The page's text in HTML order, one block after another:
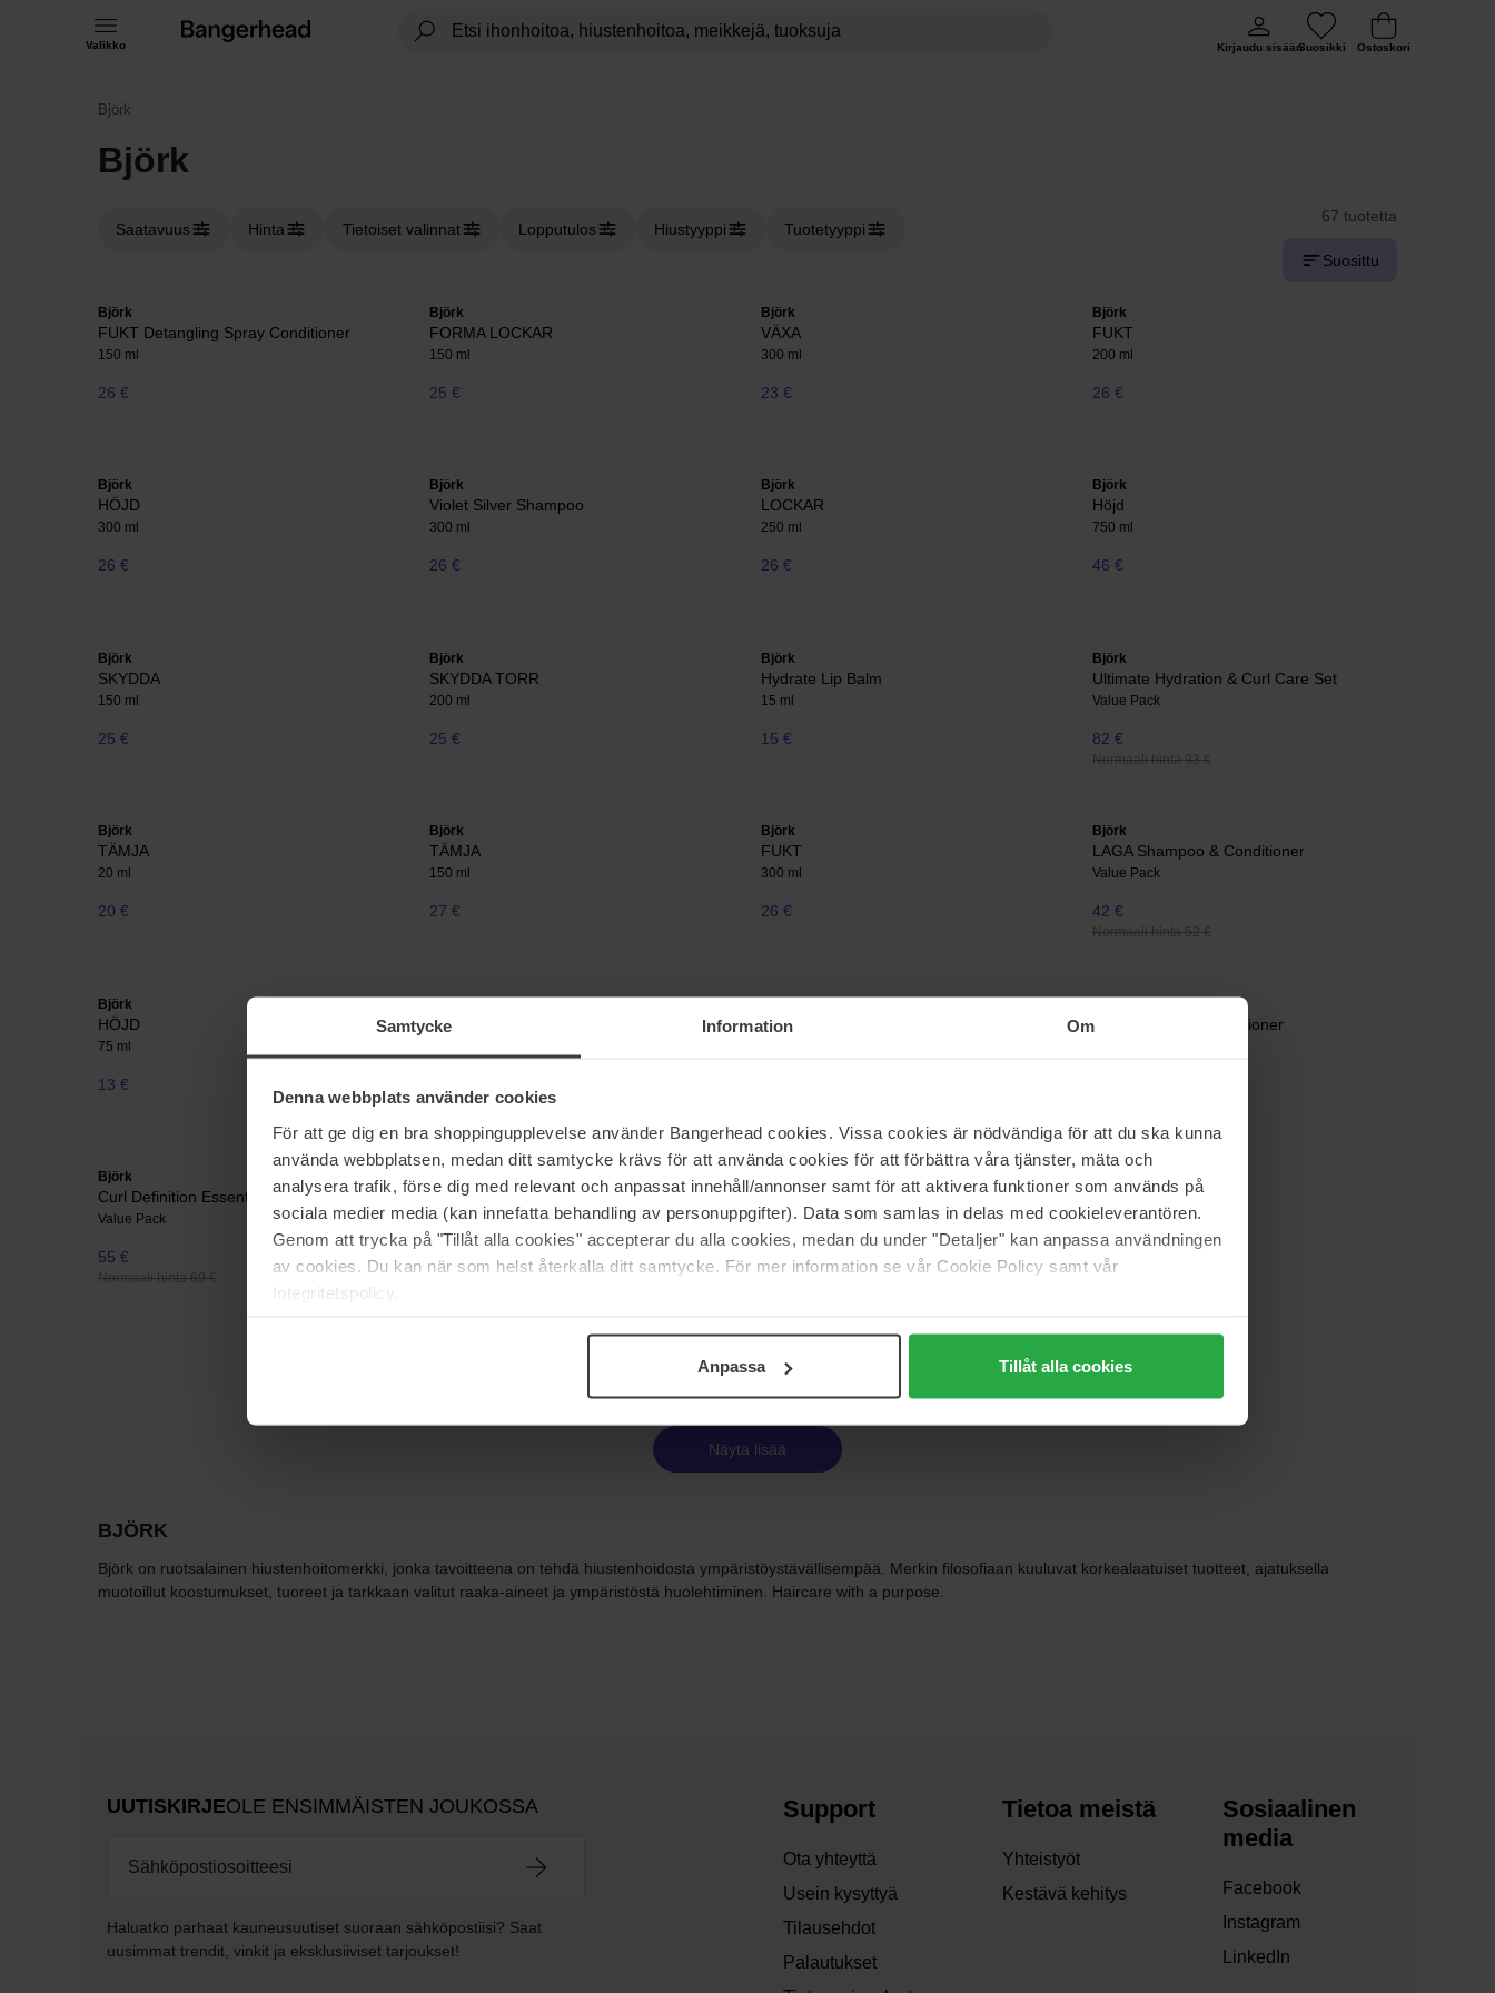
Samtycke Information Om
Denna webbplats använder cookies
För att ge dig en bra shoppingupplevelse använder Bangerhead cookies. Vissa cookies är nödvändiga för att du ska kunna
använda webbplatsen, medan ditt samtycke krävs för att använda cookies för att förbättra våra tjänster, mäta och
analysera trafik, förse dig med relevant och anpassat innehåll/annonser samt för att aktivera funktioner som används på
sociala medier media (kan innefatta behandling av personuppgifter). Data som samlas in delas med cookieleverantören.
Genom att trycka på "Tillåt alla cookies" accepterar du alla cookies, medan du under "Detaljer" kan anpassa användningen
av cookies. Du kan när som helst återkalla ditt samtycke. För mer information se vår Cookie Policy samt vår
Integritetspolicy.
Anpassa Tillåt alla cookies
Valikko Kirjaudu sisäänSuosikki Ostoskori
Björk
Björk
Saatavuus Hinta Tietoiset valinnat Lopputulos Hiustyyppi Tuotetyyppi
67 tuotetta
Suosittu
Björk
FUKT Detangling Spray Conditioner
150 ml
26 €
Björk
FORMA LOCKAR
150 ml
25 €
Björk
VÄXA
300 ml
23 €
Björk
FUKT
200 ml
26 €
Björk
HÖJD
300 ml
26 €
Björk
Violet Silver Shampoo
300 ml
26 €
Björk
LOCKAR
250 ml
26 €
Björk
Höjd
750 ml
46 €
Björk
SKYDDA
150 ml
25 €
Björk
SKYDDA TORR
200 ml
25 €
Björk
Hydrate Lip Balm
15 ml
15 €
Björk
Ultimate Hydration & Curl Care Set
Value Pack
82 €
Normaali hinta 93 €
Björk
TÄMJA
20 ml
20 €
Björk
TÄMJA
150 ml
27 €
Björk
FUKT
300 ml
26 €
Björk
LAGA Shampoo & Conditioner
Value Pack
42 €
Normaali hinta 52 €
Björk
HÖJD
75 ml
13 €
RENA FORMA HÖJD Ag Shampoo & Conditioner
Björk
Curl Definition Essentials Set
Value Pack
55 €
Normaali hinta 69 €
Björk
FORMA HÅRT
100 ml
20 €
FORMA HÖJD
150 ml
FORMA MATT
100 ml
22 €
Näytä lisää
BJÖRK
Björk on ruotsalainen hiustenhoitomerkki, jonka tavoitteena on tehdä hiustenhoidosta ympäristöystävällisempää. Merkin filosofiaan kuuluvat korkealaatuiset tuotteet, ajatuksella
muotoillut koostumukset, tuoreet ja tarkkaan valitut raaka-aineet ja ympäristöstä huolehtiminen. Haircare with a purpose.
UUTISKIRJEOLE ENSIMMÄISTEN JOUKOSSA
Haluatko parhaat kauneusuutiset suoraan sähköpostiisi? Saat
uusimmat trendit, vinkit ja eksklusiiviset tarjoukset!
Support
Ota yhteyttä
Usein kysyttyä
Tilausehdot
Palautukset
Tietoa meistä
Yhteistyöt
Kestävä kehitys
Sosiaalinen
media
Facebook
Instagram
LinkedIn